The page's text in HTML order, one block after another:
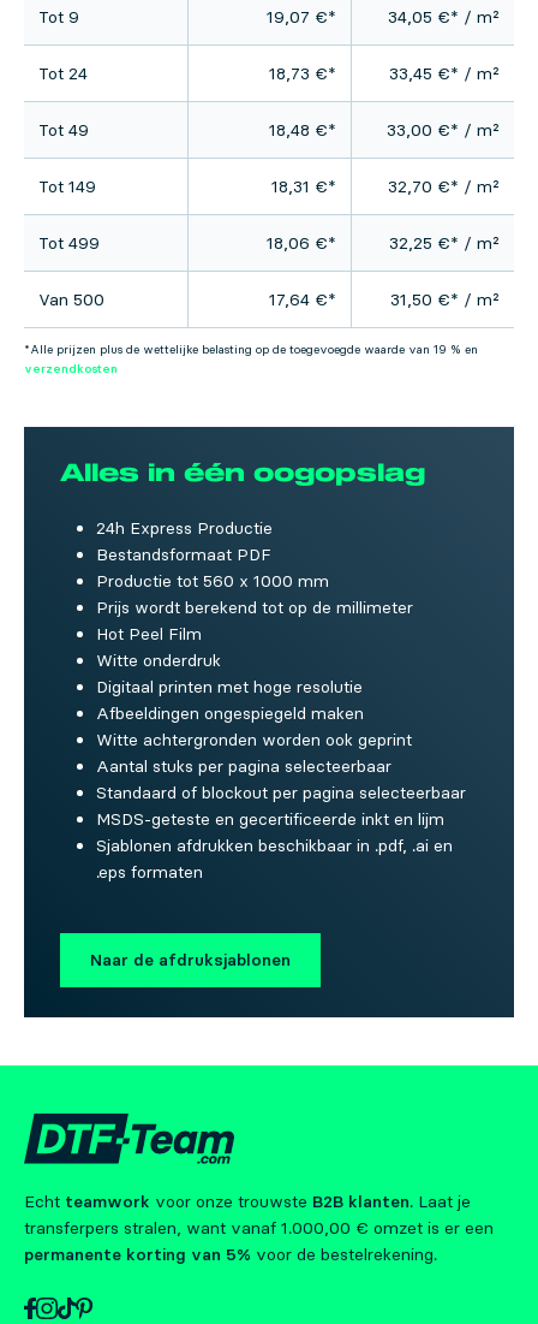
Tot 9 19,07 €* 34,05 €* / m²
Tot 24 18,73 €* 33,45 €* / m²
Tot 49 18,48 €* 33,00 €* / m²
Tot 149 18,31 €* 32,70 €* / m²
Tot 499 18,06 €* 32,25 €* / m²
Van 500 17,64 €* 31,50 €* / m²
*Alle prijzen plus de wettelijke belasting op de toegevoegde waarde van 19 % en
verzendkosten
Alles in één oogopslag
24h Express Productie
Bestandsformaat PDF
Productie tot 560 x 1000 mm
Prijs wordt berekend tot op de millimeter
Hot Peel Film
Witte onderdruk
Digitaal printen met hoge resolutie
Afbeeldingen ongespiegeld maken
Witte achtergronden worden ook geprint
Aantal stuks per pagina selecteerbaar
Standaard of blockout per pagina selecteerbaar
MSDS-geteste en gecertificeerde inkt en lijm
Sjablonen afdrukken beschikbaar in .pdf, .ai en
.eps formaten
Naar de afdruksjablonen
Echt teamwork voor onze trouwste B2B klanten. Laat je
transferpers stralen, want vanaf 1.000,00 € omzet is er een
permanente korting van 5% voor de bestelrekening.